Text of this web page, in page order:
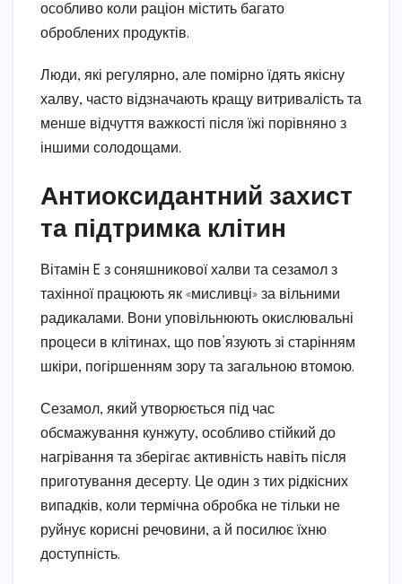
особливо коли раціон містить багато
оброблених продуктів.
Люди, які регулярно, але помірно їдять якісну
халву, часто відзначають кращу витривалість та
менше відчуття важкості після їжі порівняно з
іншими солодощами.
Антиоксидантний захист
та підтримка клітин
Вітамін E з соняшникової халви та сезамол з
тахінної працюють як «мисливці» за вільними
радикалами. Вони уповільнюють окислювальні
процеси в клітинах, що пов’язують зі старінням
шкіри, погіршенням зору та загальною втомою.
Сезамол, який утворюється під час
обсмажування кунжуту, особливо стійкий до
нагрівання та зберігає активність навіть після
приготування десерту. Це один з тих рідкісних
випадків, коли термічна обробка не тільки не
руйнує корисні речовини, а й посилює їхню
доступність.